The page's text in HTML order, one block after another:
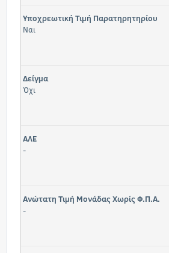
Υποχρεωτική Τιμή Παρατηρητηρίου
Ναι
Δείγμα
Όχι
ΑΛΕ
-
Ανώτατη Τιμή Μονάδας Χωρίς Φ.Π.Α.
-